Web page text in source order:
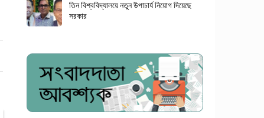
তিন বিশ্ববিদ্যালয়ে নতুন উপাচার্য নিয়োগ দিয়েছে
সরকার